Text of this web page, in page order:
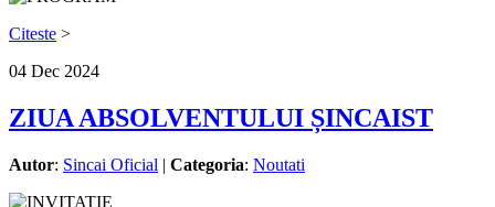
Citeste >
04 Dec 2024
ZIUA ABSOLVENTULUI ȘINCAIST
Autor: Sincai Oficial | Categoria: Noutati